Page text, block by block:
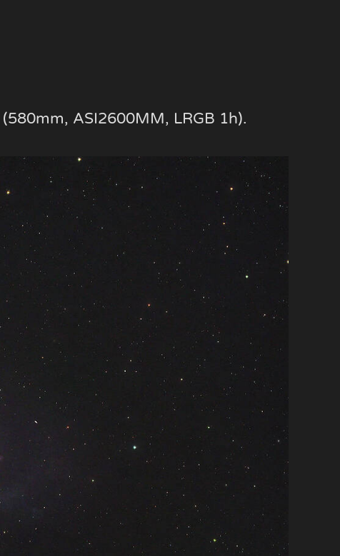
ASI2600MM, LRGB 1h).